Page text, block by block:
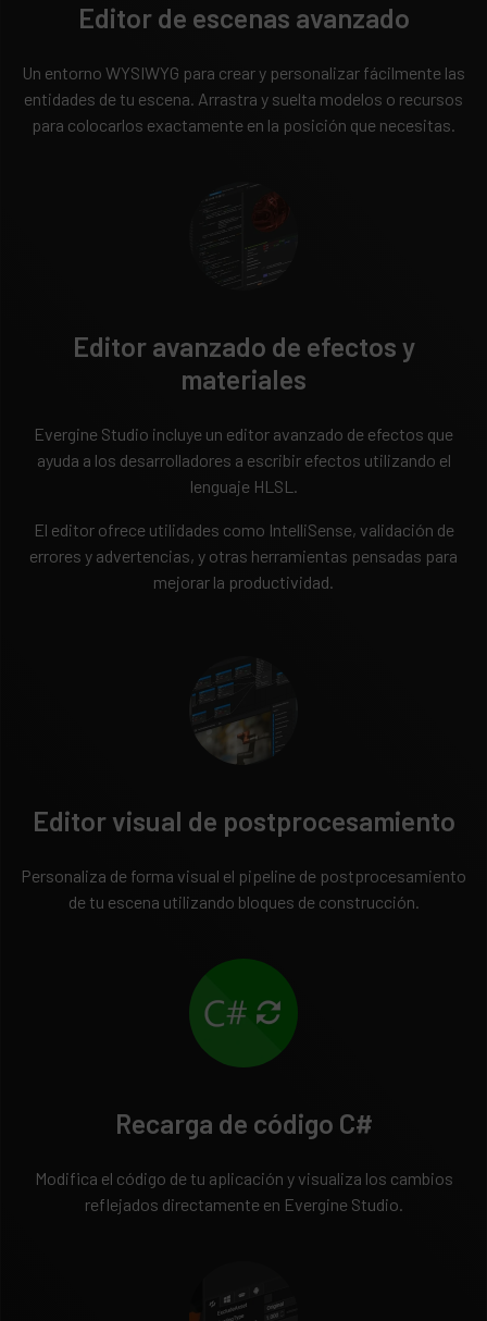
Editor de escenas avanzado
Un entorno WYSIWYG para crear y personalizar fácilmente las
entidades de tu escena. Arrastra y suelta modelos o recursos
para colocarlos exactamente en la posición que necesitas.
Editor avanzado de efectos y
materiales
Evergine Studio incluye un editor avanzado de efectos que
ayuda a los desarrolladores a escribir efectos utilizando el
lenguaje HLSL.
El editor ofrece utilidades como IntelliSense, validación de
errores y advertencias, y otras herramientas pensadas para
mejorar la productividad.
Editor visual de postprocesamiento
Personaliza de forma visual el pipeline de postprocesamiento
de tu escena utilizando bloques de construcción.
Recarga de código C#
Modifica el código de tu aplicación y visualiza los cambios
reflejados directamente en Evergine Studio.